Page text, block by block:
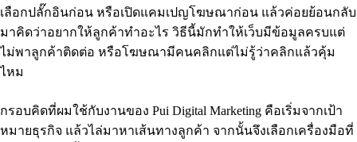
เลือกปลั๊กอินก่อน หรือเปิดแคมเปญโฆษณาก่อน แล้วค่อยย้อนกลับ
มาคิดว่าอยากให้ลูกค้าทำอะไร วิธีนี้มักทำให้เว็บมีข้อมูลครบแต่
ไม่พาลูกค้าติดต่อ หรือโฆษณามีคนคลิกแต่ไม่รู้ว่าคลิกแล้วคุ้ม
ไหม
กรอบคิดที่ผมใช้กับงานของ Pui Digital Marketing คือเริ่มจากเป้า
หมายธุรกิจ แล้วไล่มาหาเส้นทางลูกค้า จากนั้นจึงเลือกเครื่องมือที่